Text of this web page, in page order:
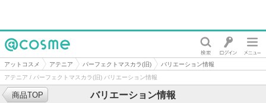
@cosme
アットコスメ アテニア パーフェクトマスカラ(旧)
バリエーション情報
アテニア / パーフェクトマスカラ(旧) バリエーション情報
バリエーション情報
商品TOP